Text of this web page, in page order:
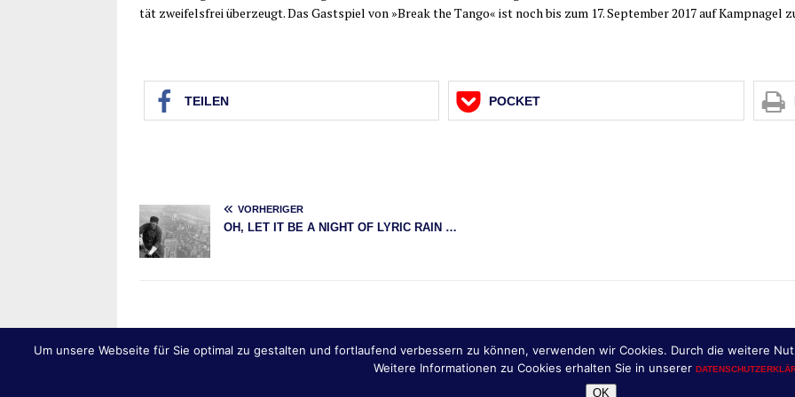
tät zwei­fels­frei über­zeugt. Das Gast­spiel von »Break the Tan­go« ist noch bis zum 17. Sep­tem­ber 2017 auf Kamp­na­gel
TEI­LEN POCKET
VORHERIGER
OH, LET IT BE A NIGHT OF LYRIC RAIN …
Copyright © 2026 | HAMBURGER FEUILLETON | Design & Umsetzung: HAMBURGER FEUILLETON, in Kooperation mit ,
Um unsere Webseite für Sie optimal zu gestalten und fortlaufend verbessern zu können, verwenden wir Cookies. Durch die weitere
Weitere Informationen zu Cookies erhalten Sie in unserer
OK